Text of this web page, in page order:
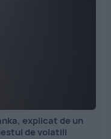
explicat de un
de volatili